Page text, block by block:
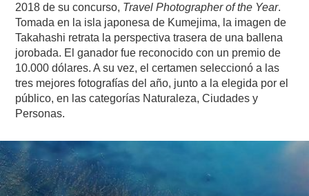
2018 de su concurso, Travel Photographer of the Year.
Tomada en la isla japonesa de Kumejima, la imagen de
Takahashi retrata la perspectiva trasera de una ballena
jorobada. El ganador fue reconocido con un premio de
10.000 dólares. A su vez, el certamen seleccionó a las
tres mejores fotografías del año, junto a la elegida por el
público, en las categorías Naturaleza, Ciudades y
Personas.